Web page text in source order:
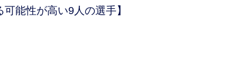
能性が高い9人の選手】